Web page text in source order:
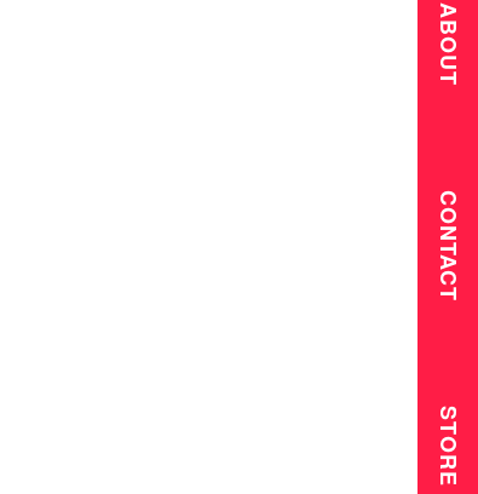
ABOUT
CONTACT
STORE